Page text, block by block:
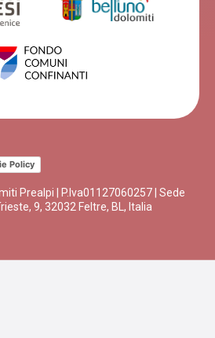
Policy
Prealpi | P.Iva01127060257 | Sede
9, 32032 Feltre, BL, Italia